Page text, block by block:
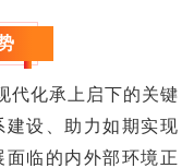
代化承上启下的关键
设、助力如期实现
临的内外部环境正